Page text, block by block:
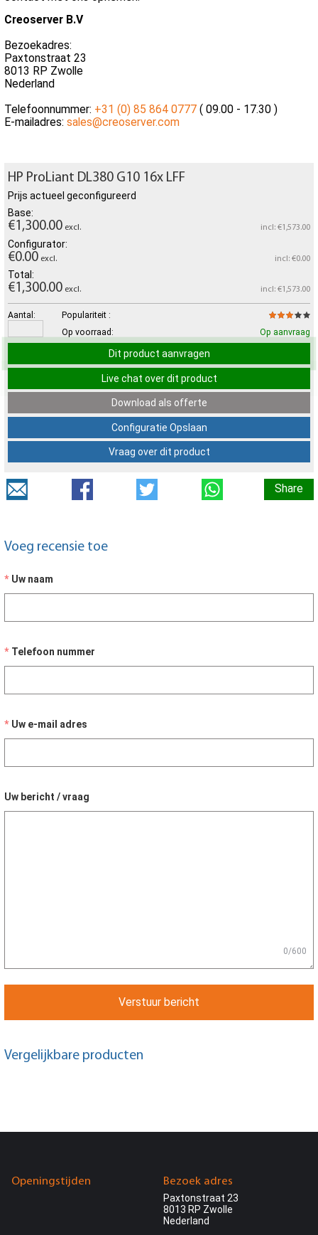
Creoserver B.V
Bezoekadres:
Paxtonstraat 23
8013 RP Zwolle
Nederland
Telefoonnummer: +31 (0) 85 864 0777 ( 09.00 - 17.30 )
E-mailadres: sales@creoserver.com
HP ProLiant DL380 G10 16x LFF
Prijs actueel geconfigureerd
Base:
€1,300.00 excl. incl: €1,573.00
Configurator:
€0.00 excl. incl: €0.00
Total:
€1,300.00 excl. incl: €1,573.00
Aantal:
Populariteit :
Op voorraad:
Op aanvraag
Dit product aanvragen
Live chat over dit product
Download als offerte
Configuratie Opslaan
Vraag over dit product
Share
Voeg recensie toe
Uw naam
Telefoon nummer
Uw e-mail adres
Uw bericht / vraag
0/600
Verstuur bericht
Vergelijkbare producten
Openingstijden Bezoek adres
Paxtonstraat 23
8013 RP Zwolle
Nederland